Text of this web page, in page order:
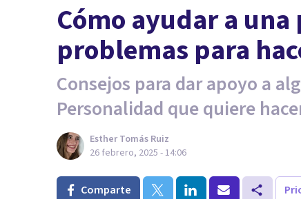
Cómo ayudar a una
problemas para
Consejos para dar apoyo a
Personalidad que quiere
Esther Tomás Ruiz
26 febrero, 2025 - 14:06
Comparte